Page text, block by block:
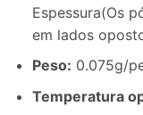
Espessura(Os
em lados
Peso: 0.075g/
Temperatura